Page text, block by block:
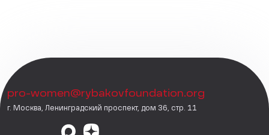
pro-women@rybakovfoundation.org
г. Москва, Ленинградский проспект, дом 36, стр. 11